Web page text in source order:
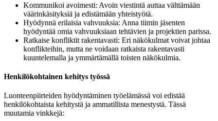
Kommunikoi avoimesti: Avoin viestintä auttaa välttämään
väärinkäsityksiä ja edistämään yhteistyötä.
Hyödynnä erilaisia vahvuuksia: Anna tiimin jäsenten
hyödyntää omia vahvuuksiaan tehtävien ja projektien parissa.
Ratkaise konfliktit rakentavasti: Eri näkökulmat voivat johtaa
konflikteihin, mutta ne voidaan ratkaista rakentavasti
kuuntelemalla ja ymmärtämällä toisten näkökulmia.
Henkilökohtainen kehitys työssä
Luonteenpiirteiden hyödyntäminen työelämässä voi edistää
henkilökohtaista kehitystä ja ammatillista menestystä. Tässä
muutamia vinkkejä: